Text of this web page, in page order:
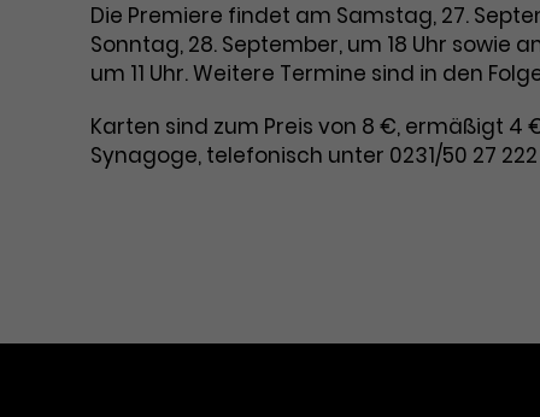
Die Premiere findet am Samstag, 27.
Sonntag, 28. September, um 18 Uhr sowie
um 11 Uhr. Weitere Termine sind in den
Karten sind zum Preis von 8 €, ermäßigt 4
Synagoge, telefonisch unter 0231/50 27